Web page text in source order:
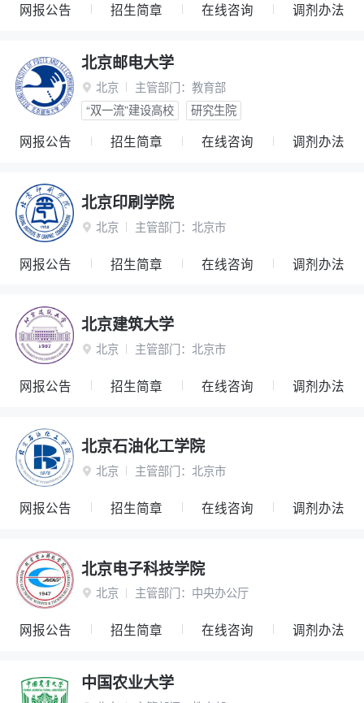
网报公告 招生简章 在线咨询 调剂办法
北京邮电大学
 北京 主管部门： 教育部
“双一流”建设高校
研究生院
网报公告 招生简章 在线咨询 调剂办法
北京印刷学院
 北京 主管部门： 北京市
网报公告 招生简章 在线咨询 调剂办法
北京建筑大学
 北京 主管部门： 北京市
网报公告 招生简章 在线咨询 调剂办法
北京石油化工学院
 北京 主管部门： 北京市
网报公告 招生简章 在线咨询 调剂办法
北京电子科技学院
 北京 主管部门： 中央办公厅
网报公告 招生简章 在线咨询 调剂办法
中国农业大学